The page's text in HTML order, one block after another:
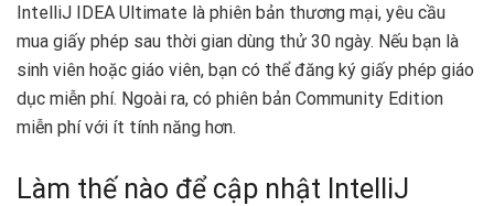
IntelliJ IDEA Ultimate là phiên bản thương mại, yêu cầu
mua giấy phép sau thời gian dùng thử 30 ngày. Nếu bạn là
sinh viên hoặc giáo viên, bạn có thể đăng ký giấy phép giáo
dục miễn phí. Ngoài ra, có phiên bản Community Edition
miễn phí với ít tính năng hơn.
Làm thế nào để cập nhật IntelliJ